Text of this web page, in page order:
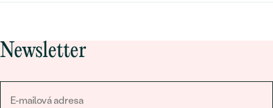
Newsletter